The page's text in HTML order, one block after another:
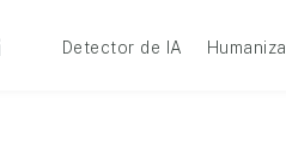
Detector de IA